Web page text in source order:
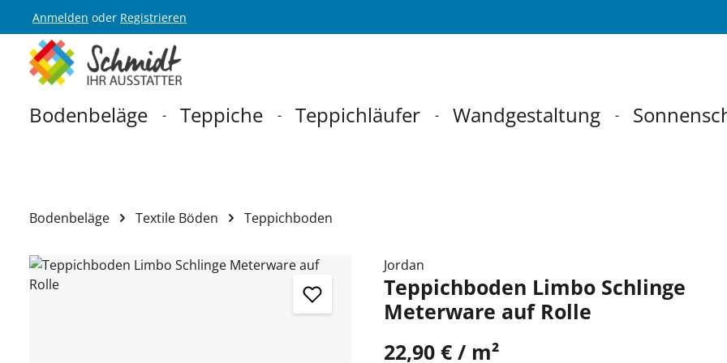
Hauptnavigation springen
Anmelden oder Registrieren
Bodenbeläge Teppiche Teppichläufer Wandgestaltung
Bodenbeläge Textile Böden Teppichboden
Bildergalerie überspringen Jordan
Teppichboden Limbo Schlinge
Meterware auf Rolle
22,90 € / m²